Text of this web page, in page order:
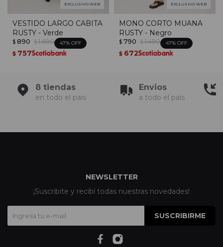
EXCLUSIVO WEB
VESTIDO LARGO CABITA
RUSTY - Verde
$ 890 $ 1.690 47
$ 757
EXCLUSIVO WEB
MONO CORTO MUANA
RUSTY - Negro
$ 790 $ 1.490 47
$ 672
8 tiendas
en todo el pais
Envios
a todo el país
NEWSLETTER
¡Suscribite y recibí todas nuestras novedades!
SUSCRIBIRME